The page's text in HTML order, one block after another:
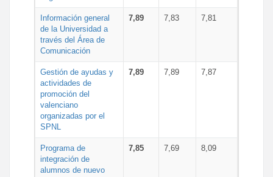
Información general
de la Universidad a
través del Área de
Comunicación
7,89 7,83 7,81
Gestión de ayudas y
actividades de
promoción del
valenciano
organizadas por el
SPNL
7,89 7,89 7,87
Programa de
integración de
alumnos de nuevo
7,85 7,69 8,09